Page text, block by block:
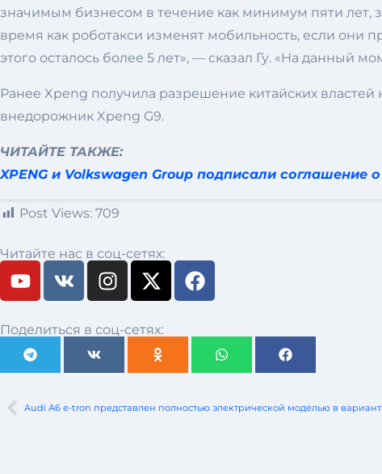
значимым бизнесом в течение как минимум пяти лет,
время как роботакси изменят мобильность, если они
этого осталось более 5 лет», — сказал Гу. «На данный
Ранее Xpeng получила разрешение китайских властей
внедорожник Xpeng G9.
ЧИТАЙТЕ ТАКЖЕ:
XPENG и Volkswagen Group подписали соглашение
Post Views: 709
Читайте нас в соц-сетях:
Поделиться в соц-сетях:
Audi A6 e-tron представлен ​​полностью электрической моделью в